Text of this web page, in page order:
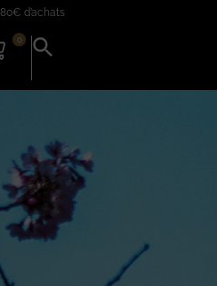
d’achats
0
Search
for: